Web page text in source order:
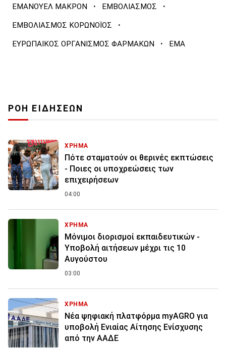
ΕΜΑΝΟΥΕΛ ΜΑΚΡΟΝ · ΕΜΒΟΛΙΑΣΜΟΣ ·
ΕΜΒΟΛΙΑΣΜΟΣ ΚΟΡΩΝΟΪΟΣ ·
ΕΥΡΩΠΑΙΚΟΣ ΟΡΓΑΝΙΣΜΟΣ ΦΑΡΜΑΚΩΝ · EMA
ΡΟΗ ΕΙΔΗΣΕΩΝ
ΧΡΗΜΑ
Πότε σταματούν οι θερινές εκπτώσεις
- Ποιες οι υποχρεώσεις των
επιχειρήσεων
04:00
ΧΡΗΜΑ
Μόνιμοι διορισμοί εκπαιδευτικών -
Υποβολή αιτήσεων μέχρι τις 10
Αυγούστου
03:00
ΧΡΗΜΑ
Νέα ψηφιακή πλατφόρμα myAGRO για
υποβολή Ενιαίας Αίτησης Ενίσχυσης
από την ΑΑΔΕ